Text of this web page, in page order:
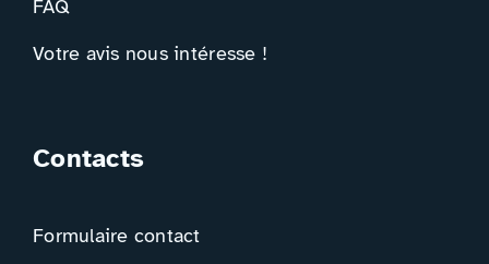
FAQ
Votre avis nous intéresse !
Contacts
Formulaire contact